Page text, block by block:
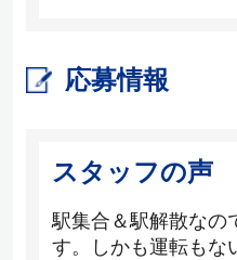
応募情報
スタッフの声
駅集合＆駅解散なの
す。しかも運転もな